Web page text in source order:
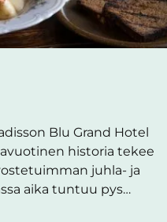
Blu Grand Hotel
historia tekee
juhla- ja
aika tuntuu pys…